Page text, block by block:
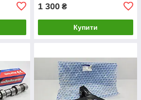
1 300 ₴
Купити